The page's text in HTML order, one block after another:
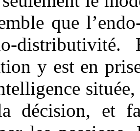
que
y est en
décision, et